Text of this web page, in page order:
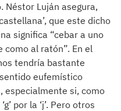
Néstor Luján asegura,
que este dicho
significa “cebar a uno
como al ratón”. En el
tendría bastante
eufemístico
especialmente si, como
por la ‘j’. Pero otros